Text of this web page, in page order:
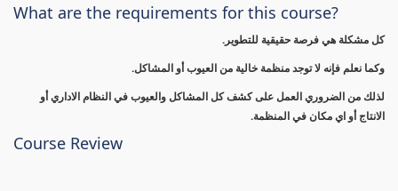
What are the requirements for this course?
كل مشكلة هي فرصة حقيقية للتطوير.
وكما نعلم فإنه لا توجد منظمة خالية من العيوب أو المشاكل.
لذلك من الضروري العمل على كشف كل المشاكل والعيوب في النظام الاداري أو
الانتاج أو اي مكان في المنظمة.
Course Review